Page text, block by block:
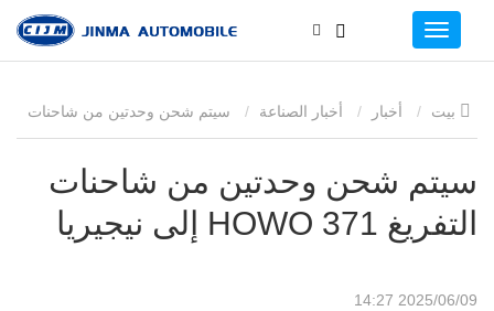
أخبار أخبار الصناعة سيتم شحن وحدتين من شاحنات
سيتم شحن وحدتين من شاحنات
التفريغ HOWO 371 إلى نيجيريا
2025/06/09 14:27